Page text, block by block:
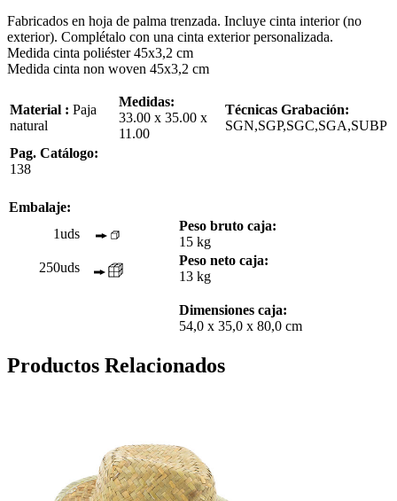
Fabricados en hoja de palma trenzada. Incluye cinta interior (no
exterior). Complétalo con una cinta exterior personalizada.
Medida cinta poliéster 45x3,2 cm
Medida cinta non woven 45x3,2 cm
Material : Paja
natural
Medidas:
33.00 x 35.00 x
11.00
Técnicas Grabación:
SGN,SGP,SGC,SGA,SUBP
Pag. Catálogo:
138
Embalaje:
1uds
Peso bruto caja:
15 kg
250uds
Peso neto caja:
13 kg
Dimensiones caja:
54,0 x 35,0 x 80,0 cm
Productos Relacionados